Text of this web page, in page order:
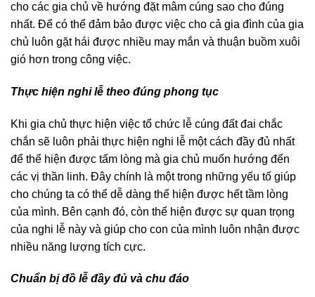
cho các gia chủ về hướng đặt mâm cúng sao cho đúng
nhất. Để có thể đảm bảo được việc cho cả gia đình của gia
chủ luôn gặt hái được nhiều may mắn và thuận buồm xuôi
gió hơn trong công việc.
Thực hiện nghi lễ theo đúng phong tục
Khi gia chủ thực hiện việc tổ chức lễ cúng đất đai chắc
chắn sẽ luôn phải thực hiện nghi lễ một cách đầy đủ nhất
để thể hiện được tấm lòng mà gia chủ muốn hướng đến
các vị thần linh. Đây chính là một trong những yếu tố giúp
cho chúng ta có thể dễ dàng thể hiện được hết tầm lòng
của mình. Bên cạnh đó, còn thể hiện được sự quan trọng
của nghi lễ này và giúp cho con của mình luôn nhận được
nhiều năng lượng tích cực.
Chuẩn bị đồ lễ đầy đủ và chu đáo